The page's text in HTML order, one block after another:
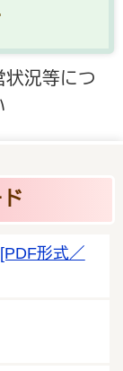
況等につ
形式／